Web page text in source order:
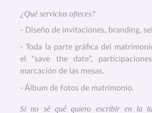
¿Qué servicios ofreces?
- Diseño de invitaciones, branding,
- Toda la parte gráfica del
el “save the date”,
marcación de las mesas.
- Álbum de fotos de matrimonio.
Si no sé qué quiero escribir en la